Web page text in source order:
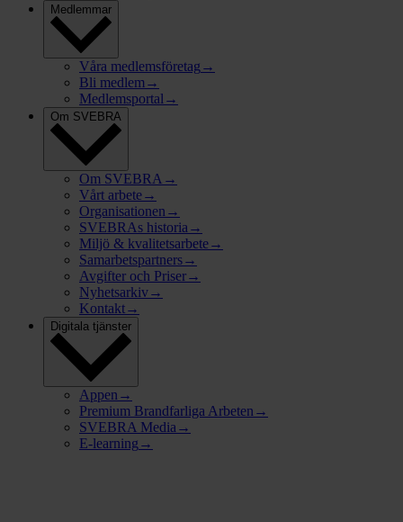
Medlemmar
Våra medlemsföretag →
Bli medlem →
Medlemsportal →
Om SVEBRA
Om SVEBRA →
Vårt arbete→
Organisationen →
SVEBRAs historia→
Miljö & kvalitetsarbete→
Samarbetspartners→
Avgifter och Priser→
Nyhetsarkiv→
Kontakt→
Digitala tjänster
Appen →
Premium Brandfarliga Arbeten →
SVEBRA Media→
E-learning→